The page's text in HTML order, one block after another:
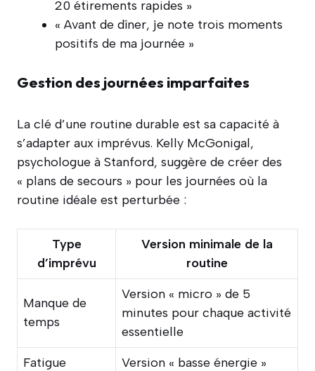
20 étirements rapides »
« Avant de dîner, je note trois moments
positifs de ma journée »
Gestion des journées imparfaites
La clé d’une routine durable est sa capacité à
s’adapter aux imprévus. Kelly McGonigal,
psychologue à Stanford, suggère de créer des
« plans de secours » pour les journées où la
routine idéale est perturbée :
Type
d’imprévu
Version minimale de la
routine
Manque de
temps
Version « micro » de 5
minutes pour chaque activité
essentielle
Fatigue
Version « basse énergie »